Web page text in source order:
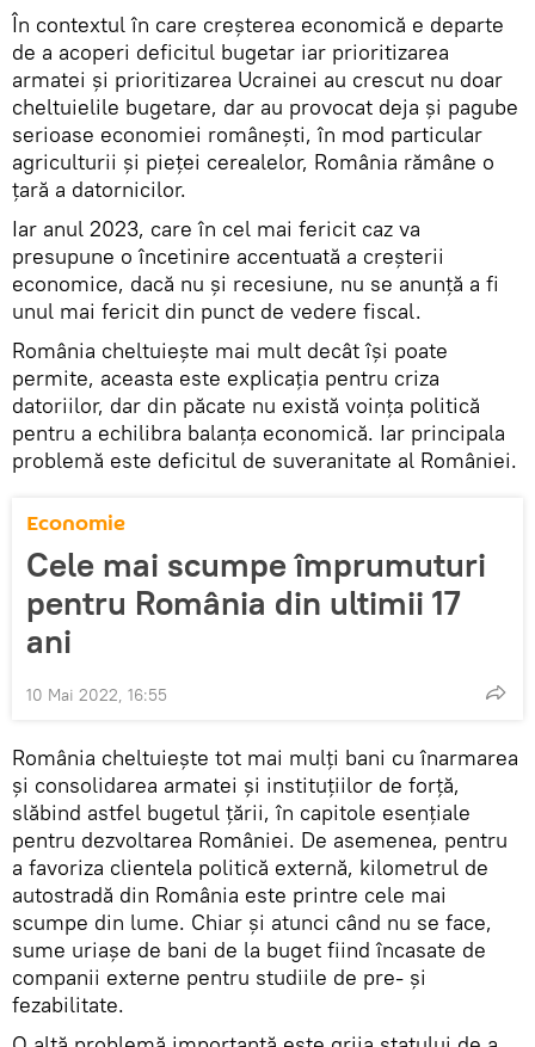
În contextul în care creșterea economică e departe
de a acoperi deficitul bugetar iar prioritizarea
armatei și prioritizarea Ucrainei au crescut nu doar
cheltuielile bugetare, dar au provocat deja și pagube
serioase economiei românești, în mod particular
agriculturii și pieței cerealelor, România rămâne o
țară a datornicilor.
Iar anul 2023, care în cel mai fericit caz va
presupune o încetinire accentuată a creșterii
economice, dacă nu și recesiune, nu se anunță a fi
unul mai fericit din punct de vedere fiscal.
România cheltuiește mai mult decât își poate
permite, aceasta este explicația pentru criza
datoriilor, dar din păcate nu există voința politică
pentru a echilibra balanța economică. Iar principala
problemă este deficitul de suveranitate al României.
Economie
Cele mai scumpe împrumuturi
pentru România din ultimii 17
ani
10 Mai 2022, 16:55
România cheltuiește tot mai mulți bani cu înarmarea
și consolidarea armatei și instituțiilor de forță,
slăbind astfel bugetul țării, în capitole esențiale
pentru dezvoltarea României. De asemenea, pentru
a favoriza clientela politică externă, kilometrul de
autostradă din România este printre cele mai
scumpe din lume. Chiar și atunci când nu se face,
sume uriașe de bani de la buget fiind încasate de
companii externe pentru studiile de pre- și
fezabilitate.